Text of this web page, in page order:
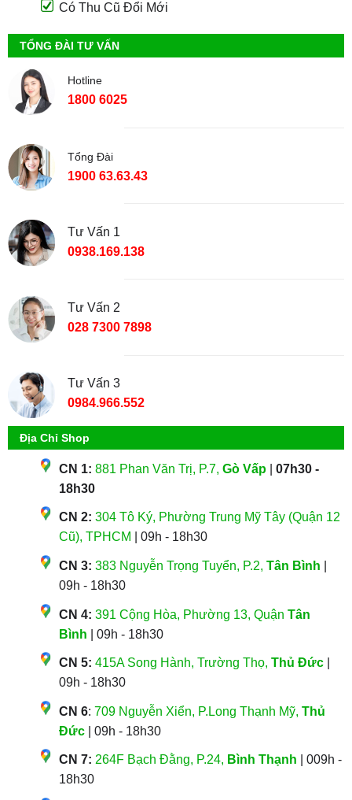
Có Thu Cũ Đổi Mới
TỔNG ĐÀI TƯ VẤN
Hotline
1800 6025
Tổng Đài
1900 63.63.43
Tư Vấn 1
0938.169.138
Tư Vấn 2
028 7300 7898
Tư Vấn 3
0984.966.552
Địa Chỉ Shop
CN 1: 881 Phan Văn Trị, P.7, Gò Vấp| 07h30 -
18h30
CN 2: 304 Tô Ký, Phường Trung Mỹ Tây (Quận 12
Cũ), TPHCM
| 09h - 18h30
CN 3: 383 Nguyễn Trọng Tuyển, P.2, Tân Bình
09h - 18h30
CN 4: 391 Cộng Hòa, Phường 13, Quận Tân
Bình | 09h - 18h30
CN 5: 415A Song Hành, Trường Thọ, Thủ Đức|
09h - 18h30
CN 6: 709 Nguyễn Xiển, P.Long Thạnh Mỹ, Thủ
Đức| 09h - 18h30
CN 7: 264F Bạch Đằng, P.24, Bình Thạnh | 009h -
18h30